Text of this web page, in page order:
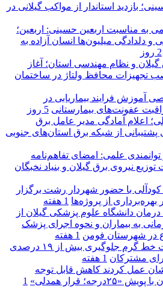
بازدید استاندار از مواکب گیلانی در
به مناسبت اربعین حسینی: اربعین؛
دلدادگی میلیون‌ها انسان آزاده به
2 روز
گیلان و نظام مهندسی استان؛ آغاز
تجهیزات محافظ ولتاژ در ساختمان
آموزش فرایند بیماریابی در
عفونت‌های بیمارستانی 5 روز
اعلام آمادگی مدیر عامل برق
پشتیبانی از شبكه برق استان‌های جنوبی
علمی: امضای تفاهم‌نامه
نیروی برق گیلان و بنیاد نخبگان
با حضور شهردار رشت برگزار
بهره‌برداری از پروژه‌ها 1 هفته
درمان دانشگاه علوم پزشکی گیلان از
به بیماران و نحوه اجرای پزشک
در شهرستان فومن 1 هفته
با استفاده از تعمیرات خط گرم جلوگیری بیش از ۱۹ درصدی
مشتركان 1 هفته
عمل کردند كاهش قابل توجه
قرار همدلی»
1